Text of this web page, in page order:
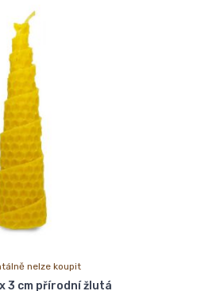
nelze koupit
3 cm přírodní žlutá